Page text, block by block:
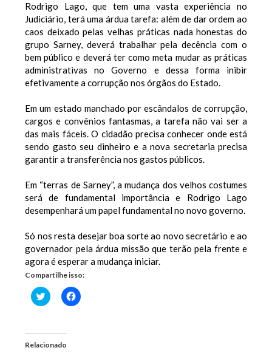
Rodrigo Lago, que tem uma vasta experiência no
Judiciário, terá uma árdua tarefa: além de dar ordem ao
caos deixado pelas velhas práticas nada honestas do
grupo Sarney, deverá trabalhar pela decência com o
bem público e deverá ter como meta mudar as práticas
administrativas no Governo e dessa forma inibir
efetivamente a corrupção nos órgãos do Estado.
Em um estado manchado por escândalos de corrupção,
cargos e convênios fantasmas, a tarefa não vai ser a
das mais fáceis. O cidadão precisa conhecer onde está
sendo gasto seu dinheiro e a nova secretaria precisa
garantir a transferência nos gastos públicos.
Em “terras de Sarney”, a mudança dos velhos costumes
será de fundamental importância e Rodrigo Lago
desempenhará um papel fundamental no novo governo.
Só nos resta desejar boa sorte ao novo secretário e ao
governador pela árdua missão que terão pela frente e
agora é esperar a mudança iniciar.
Compartilhe isso:
Clique
para
em
nova
janela)
Clique
para
Relacionado